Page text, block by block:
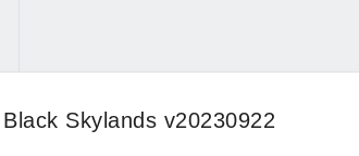
Black Skylands v20230922